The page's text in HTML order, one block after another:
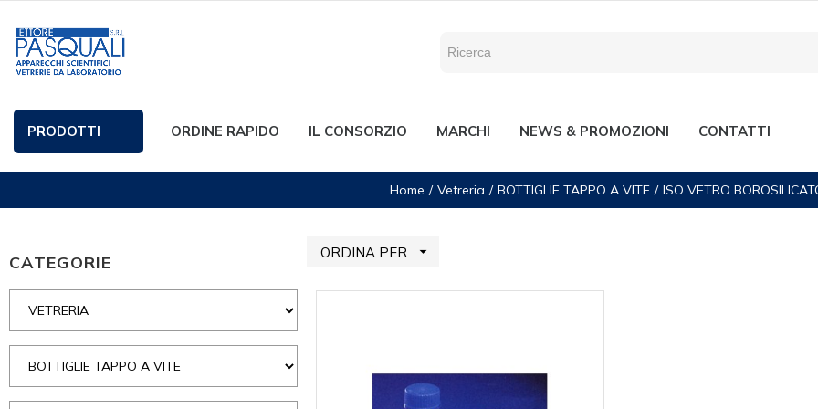
PRODOTTI ORDINE RAPIDO IL CONSORZIO MARCHI NEWS & PROMOZIONI CONTATTI
Home Vetreria BOTTIGLIE TAPPO A VITE ISO VETRO
CATEGORIE ORDINA PER 